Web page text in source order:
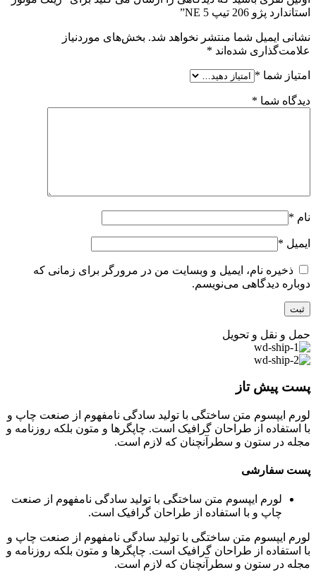
استاندارد پژو 206 تیپ 5 NE”
نشانی ایمیل شما منتشر نخواهد شد. بخش‌های موردنیاز
علامت‌گذاری شده‌اند *
امتیاز شما *
دیدگاه شما *
نام *
ایمیل *
ذخیره نام، ایمیل و وبسایت من در مرورگر برای زمانی که
دوباره دیدگاهی می‌نویسم.
حمل و نقل و تحویل
پست پیش تاز
لورم ایپسوم متن ساختگی با تولید سادگی نامفهوم از صنعت چاپ و
با استفاده از طراحان گرافیک است. چاپگرها و متون بلکه روزنامه و
مجله در ستون و سطرآنچنان که لازم است.
پست سفارشی
لورم ایپسوم متن ساختگی با تولید سادگی نامفهوم از صنعت
چاپ و با استفاده از طراحان گرافیک است.
لورم ایپسوم متن ساختگی با تولید سادگی نامفهوم از صنعت چاپ و
با استفاده از طراحان گرافیک است. چاپگرها و متون بلکه روزنامه و
مجله در ستون و سطرآنچنان که لازم است.